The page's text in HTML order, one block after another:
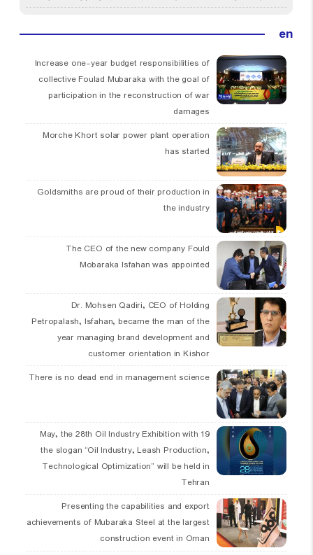
en
Increase one-year budget responsibilities of
collective Foulad Mubaraka with the goal of
participation in the reconstruction of war
damages
Morche Khort solar power plant operation
has started
Goldsmiths are proud of their production in
the industry
The CEO of the new company Fould
Mobaraka Isfahan was appointed
Dr. Mohsen Qadiri, CEO of Holding
Petropalash, Isfahan, became the man of the
year managing brand development and
customer orientation in Kishor
There is no dead end in management science
19 May, the 28th Oil Industry Exhibition with
the slogan “Oil Industry, Leash Production,
Technological Optimization” will be held in
Tehran
Presenting the capabilities and export
achievements of Mubaraka Steel at the largest
construction event in Oman